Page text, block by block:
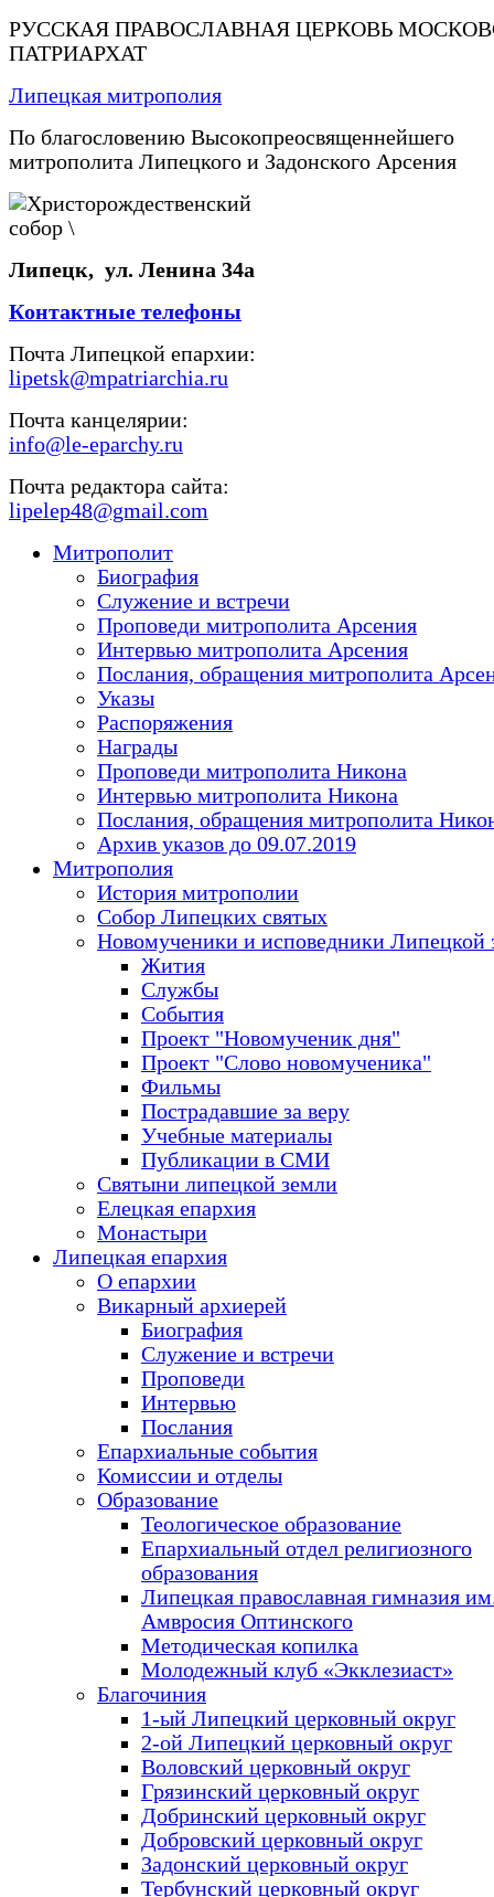
РУССКАЯ ПРАВОСЛАВНАЯ ЦЕРКОВЬ
ПАТРИАРХАТ
Липецкая митрополия
По благословению Высокопреосвященнейшего
митрополита Липецкого и Задонского Арсения
Липецк, ул. Ленина 34а
Контактные телефоны
Почта Липецкой епархии:
lipetsk@mpatriarchia.ru
Почта канцелярии:
info@le-eparchy.ru
Почта редактора сайта:
lipelep48@gmail.com
Митрополит
Биография
Служение и встречи
Проповеди митрополита Арсения
Интервью митрополита Арсения
Послания, обращения митрополита
Указы
Распоряжения
Награды
Проповеди митрополита Никона
Интервью митрополита Никона
Послания, обращения митрополита
Архив указов до 09.07.2019
Митрополия
История митрополии
Собор Липецких святых
Новомученики и исповедники Липецкой
Жития
Службы
События
Проект "Новомученик дня"
Проект "Слово новомученика"
Фильмы
Пострадавшие за веру
Учебные материалы
Публикации в СМИ
Святыни липецкой земли
Елецкая епархия
Монастыри
Липецкая епархия
О епархии
Викарный архиерей
Биография
Служение и встречи
Проповеди
Интервью
Послания
Епархиальные события
Комиссии и отделы
Образование
Теологическое образование
Епархиальный отдел религиозного
образования
Липецкая православная гимназия
Амвросия Оптинского
Методическая копилка
Молодежный клуб «Экклезиаст»
Благочиния
1-ый Липецкий церковный округ
2-ой Липецкий церковный округ
Воловский церковный округ
Грязинский церковный округ
Добринский церковный округ
Добровский церковный округ
Задонский церковный округ
Тербунский церковный округ